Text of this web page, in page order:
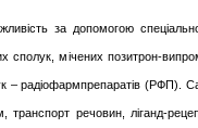
за допомогою
сполук, мічених позитрон-
– радіофармпрепаратів (РФП).
транспорт речовин, ліганд-